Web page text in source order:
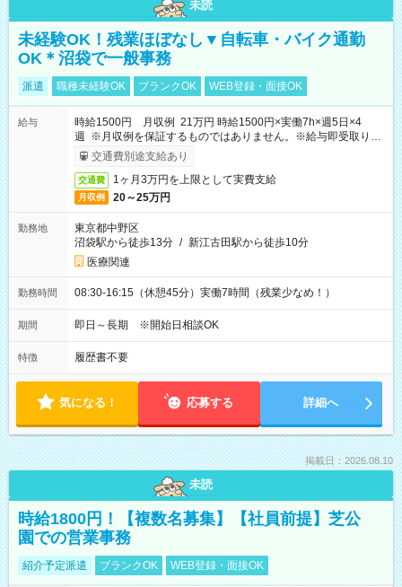
未読
未経験OK！残業ほぼなし▼自転車・バイク通勤
OK＊沼袋で一般事務
派遣 職種未経験OK ブランクOK WEB登録・面接OK
給与
時給1500円 月収例 21万円 時給1500円×実働7h×週5日×4
週 ※月収例を保証するものではありません。※給与即受取りサ
ービス利用可（利用条件有）
交通費別途支給あり
交通費 1ヶ月3万円を上限として実費支給
月収例 20～25万円
勤務地
東京都中野区
沼袋駅から徒歩13分 / 新江古田駅から徒歩10分
医療関連
勤務時間 08:30-16:15（休憩45分）実働7時間（残業少なめ！）
期間 即日～長期 ※開始日相談OK
特徴 履歴書不要
気になる！ 応募する 詳細へ
掲載日：2026.08.10
未読
時給1800円！【複数名募集】【社員前提】芝公
園での営業事務
紹介予定派遣 ブランクOK WEB登録・面接OK